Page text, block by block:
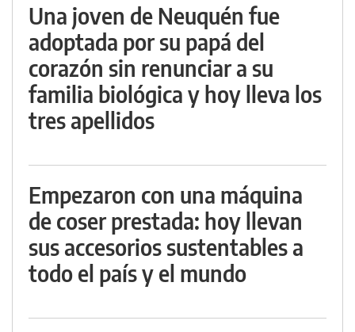
Una joven de Neuquén fue
adoptada por su papá del
corazón sin renunciar a su
familia biológica y hoy lleva los
tres apellidos
Empezaron con una máquina
de coser prestada: hoy llevan
sus accesorios sustentables a
todo el país y el mundo